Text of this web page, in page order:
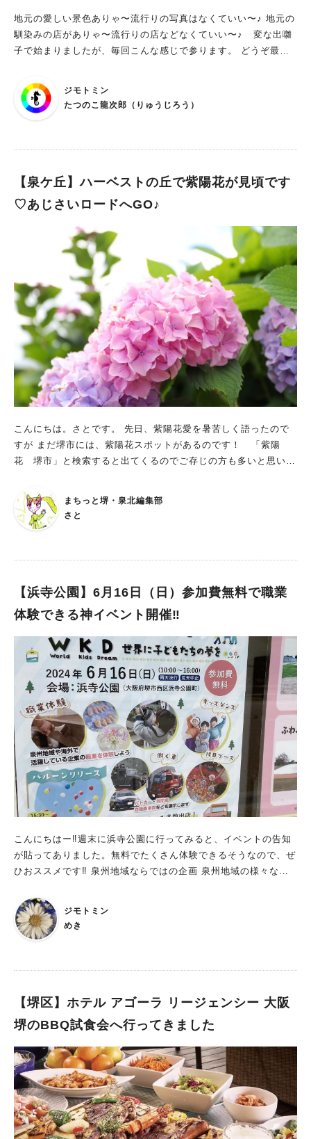
上お納め戴きたくご協力下さいます様よろしくお願い致します。
素敵なホタル鑑賞会を開催してくれているお礼の気持ちも込め
地元の愛しい景色ありゃ〜流行りの写真はなくていい〜♪ 地元の
馴染みの店がありゃ〜流行りの店などなくていい〜♪ 変な出囃
子で始まりましたが、毎回こんな感じで参ります。 どうぞ最後
北高速鉄道で開催されている期間限定イベントのご紹介です。
私自身が実際に体験して、とても面白かったのでオススメします
ね。子どもたちと一緒に解くもよし、大人だけで解くもよし、ど
３〜４時間 泉北高速鉄道をご愛顧されている読者の方々は下記
しょうか。 こんな感じで各駅の広告冊子がある棚を探してみて
取ってみてください。 その瞬間からあなたと、せんぼくん・ブ
ラックせんぼくん（※泉北高速鉄道マスコットキャラ）たちとの
「時間旅行」がはじまります。 時をつなぐ不思議な手帳 →
公式特設サイト 調べて驚いたのですが、なんと4年も連続開催
されている「リアル謎解きゲーム」イベントでした。 初めて企
画されたのは『泉北高速鉄道鉄道50周年記念（※SINCE 197
1！）』の年だったのですが、なんとイベント期間中に新型コロ
ナウィルス対策の緊急事態宣言があり……企画側としては急遽三
密を避ける対策を検討・変更をして継続開催するご苦労をされて
いました。 ＜過去4年間のリアル謎解きイベント一覧＞ 2021
年「消えた和泉こうみと不思議なマスコット」 2022年「せんぼ
簿」 2024年「時をつなぐ不思議な手帳」←★今回★ 実は去年ま
での私は広告を見ても「へぇ〜」とスルーしていた人なんで
す……が、今回は「ちょっと面白そうかも」という直感が働いて
の路線範囲について、です。 南海線と乗り入れしているので長
い路線な気がしてしまいますが、違う違うそうじゃ、そうじゃな
い♪ 1.中百舌鳥 2.深井 3.泉ケ丘 4.栂・美木多 5.光明池 6.和泉
参加出来るメリットでもあり、この範囲内でミッションをクリア
はこちら。 1. LINEアプリが入っているスマートフォン等 ※LIN
Eアプリアカウントも必要です 2. 電車運賃 ※実費負担で、改札
り放題となるデジタルキップ「泉北デジタル1dayきっぷ」がめ
ちゃくちゃお得です！ ※アプリとアカウント、いずれかの支払
い方法（クレジットカード、デビットカード、ApplePay、Goog
lePay、プリペイドカード）が必要です →RYDE PASSアプリ取
得 特筆したいのは、デジタルキップ（QRコード）入場時の反応
速度です。かなり速くて気持ち良いくらいでした。 あとは参考
までに、子どもの1日乗車が50円になる「GO50キッズ（ゴーゴ
ーキッズ）」サービスもかなりお得です。ICカードをつくる必要
があるのですが、「こどもICOCA」ならすぐに購入できます。
詳細はこちらのICOCA説明ページをご覧ください。 3. 好奇心
と探究心 このふたつをどうか大切に☆ LINEアプリの中にせんぼ
くんたちがいます。存在しているんです。（私はそう感じまし
た） LINEアプリからは、せんぼくんとブラックせんぼくんの
声で指示があり（※テキストだけを読むこともできます）、私た
ちがそれに文字入力をして応えます。 そんな風に双方向でリア
うなってああなって……嗚呼っ！ ストーリーを言いたいけれど
言えないのです。ごめんなさい！ この先は実際にご自身の目と
身体でワクワクとドキドキを体験してみて欲しいです。 ＜あら
イムスリップをして過 去の情報を手に入れるんだ！」 手帳はせ
んぼくんとブラックせんぼくんには時を超える不思議な力がある
と言います。 困ったあなたたちでしたが、手帳の真剣な様子に
てきているせんぼくんたちからの「指令をよく読んで、タップ漏
れしない」こと。これだけです。 実際に遊んでみて感じたり体
験したものを、3つご紹介します。 1. 参加した人にしか分から
ない「仲間意識」です。 私がチェックポイントで謎解きを終え
て散策していると、向こうから冊子を手に持った女性がひとりで
ジモトミン
たつのこ龍次郎（りゅうじろう）
【泉ケ丘】ハーベストの丘で紫陽花が見頃です
♡あじさいロードへGO♪
こんにちは。さとです。 先日、紫陽花愛を暑苦しく語ったので
すが まだ堺市には、紫陽花スポットがあるのです！ 「紫陽
花 堺市」と検索すると出てくるのでご存じの方も多いと思いま
花がたくさん咲いてるんですね〜。 しかも、「あじさいロー
ド」という道まであるそうです！！ あじさいロードの場所は？
吊り橋を渡った村エリア、43番の野菜畑の近くにあります。 株
花たちの可愛らしさと言ったら… ハーベストの丘では「あじさ
ているそうですよ。 「センターガーデン」は、入場ゲートから
街のエリアに入り、「ウェルカムガーデン」を抜けて、次に出て
くる大きな庭園になります。 夕陽に照らされる紫陽花も趣があ
って良いですね。 写真は6月10日現在のもので、今年は雨が少な
く気温も上がっているので、例年より見頃が早まっています。
開花状況やあじさいの写真は、公式Instagram や公式Twitterに
て随時公開されているので要チェック！ 今がまさにピークを迎
えているので、急いで見に行ってみてくだいね！
まちっと堺・泉北編集部
さと
【浜寺公園】6月16日（日）参加費無料で職業
体験できる神イベント開催‼︎
こんにちはー‼︎週末に浜寺公園に行ってみると、イベントの告知
が貼ってありました。無料でたくさん体験できるそうなので、ぜ
ひおススメです‼︎ 泉州地域ならではの企画 泉州地域の様々な企
験をすると風船をもらえるみたいです。フィナーレでは、子ども
たちの夢を書いた風船1000個の風船を一斉に飛ばすパフォーマ
ンスも。きっとキレイな風景が見られると思います。そして、飲
ンスもたくさん行われるので、一緒に盛り上がってみてはいかが
自分でポイをつくってシャボン玉ができるそうです。自分でポイ
をつくる体験が出来るのも貴重な体験ですね。大きなシャボン玉
にしようかな？可愛い形のシャボン玉にしようかな？と楽しめそ
うです。 ⭐︎fukugacrew コーヒーセット作り体験ができるそうで
す。調べてみるとこのお店のドリップバッグコーヒーが堺市優良
観光みやげ品として選ばれていたり、おつまみとしてポリポリと
食べられるコーヒー豆を販売しているんだとか。コーヒー好きの
ジモトミン
めき
【堺区】ホテル アゴーラ リージェンシー 大阪
堺のBBQ試食会へ行ってきました